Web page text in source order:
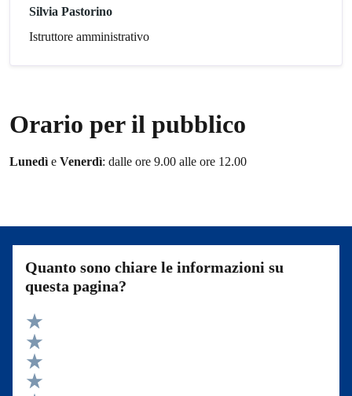
Silvia Pastorino
Istruttore amministrativo
Orario per il pubblico
Lunedì e Venerdì: dalle ore 9.00 alle ore 12.00
Quanto sono chiare le informazioni su
questa pagina?
Valuta 5 stelle su 5
Valuta 4 stelle su 5
Valuta 3 stelle su 5